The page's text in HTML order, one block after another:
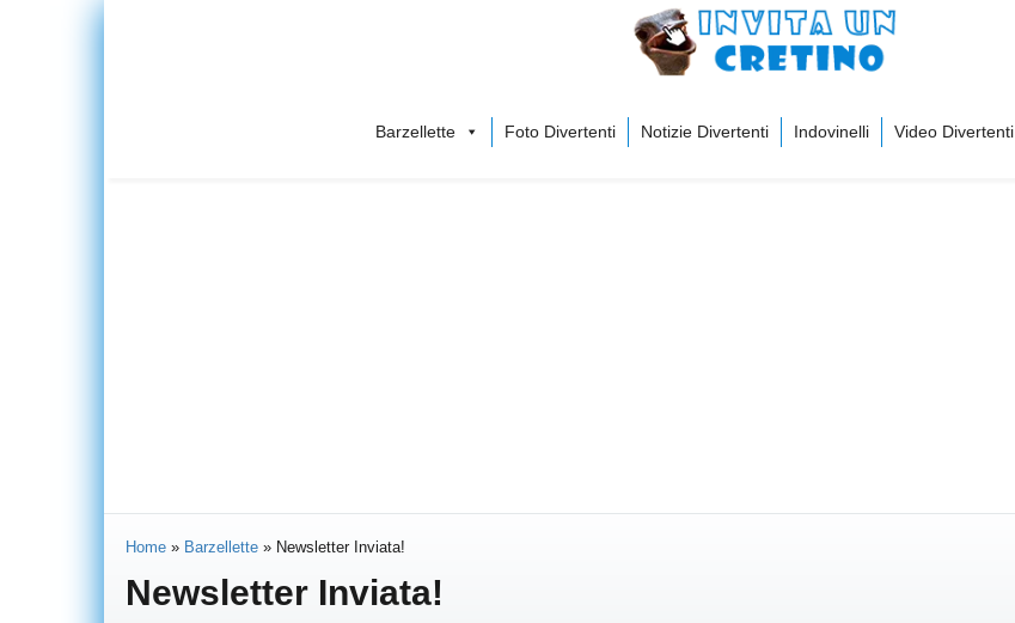
Barzellette Foto Divertenti Notizie Divertenti Indovinelli Video Divertenti
Home » Barzellette » Newsletter Inviata!
Newsletter Inviata!